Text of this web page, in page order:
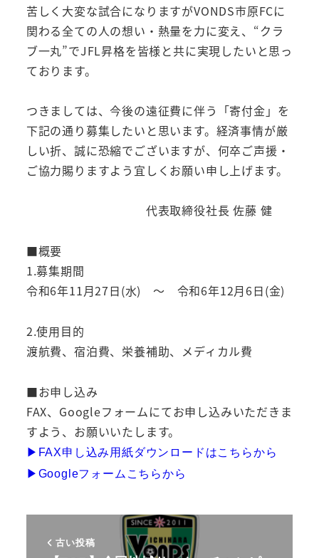
苦しく大変な試合になりますがVONDS市原FCに
関わる全ての人の想い・熱量を力に変え、“クラ
ブ一丸”でJFL昇格を皆様と共に実現したいと思っ
ております。
つきましては、今後の遠征費に伴う「寄付金」を
下記の通り募集したいと思います。経済事情が厳
しい折、誠に恐縮でございますが、何卒ご声援・
ご協力賜りますよう宜しくお願い申し上げます。
代表取締役社長 佐藤 健
■概要
1.募集期間
令和6年11月27日(水) ～ 令和6年12月6日(金)
2.使用目的
渡航費、宿泊費、栄養補助、メディカル費
■お申し込み
FAX、Googleフォームにてお申し込みいただきま
すよう、お願いいたします。
▶︎FAX申し込み用紙ダウンロードはこちらから
▶︎Googleフォームこちらから
古い投稿